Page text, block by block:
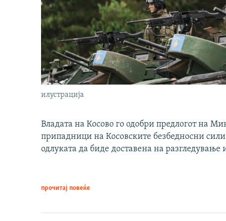
илустрација
Владата на Косово го одобри предлогот на
припадници на Косовските безбедносни
одлуката да биде доставена на разгледување
прочитај повеќе